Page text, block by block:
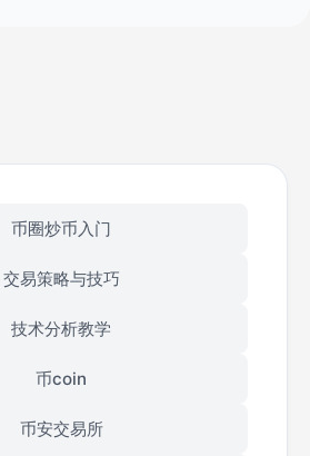
币圈炒币入门
交易策略与技巧
技术分析教学
币coin
币安交易所